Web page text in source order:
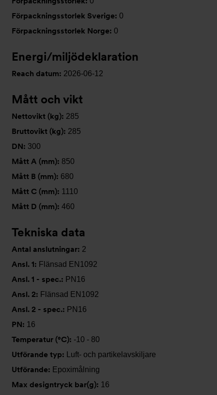
Förpackningsstorlek Sverige: 0
Förpackningsstorlek Norge: 0
Energi/miljödeklaration
Reach datum: 2026-06-12
Mått och vikt
Nettovikt (kg): 285
Bruttovikt (kg): 285
DN: 300
Mått A (mm): 850
Mått B (mm): 680
Mått C (mm): 1110
Mått D (mm): 460
Tekniska data
Antal anslutningar: 2
Ansl. 1: Flänsad EN1092
Ansl. 1 - spec.: PN16
Ansl. 2: Flänsad EN1092
Ansl. 2 - spec.: PN16
PN: 16
Temperatur (°C): -10 - 80
Utförande typ: Luft- och partikelavskiljare
Utförande: Epoximålning
Max designtryck bar(g): 16